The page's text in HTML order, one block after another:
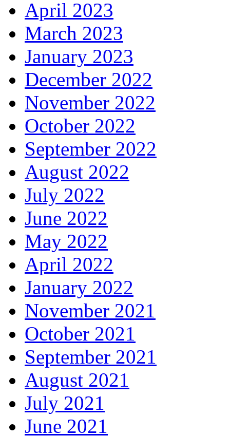
April 2023
March 2023
January 2023
December 2022
November 2022
October 2022
September 2022
August 2022
July 2022
June 2022
May 2022
April 2022
January 2022
November 2021
October 2021
September 2021
August 2021
July 2021
June 2021